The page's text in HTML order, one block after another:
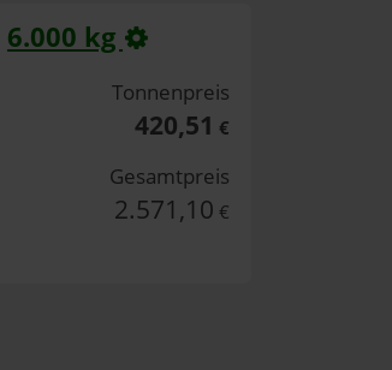
6.000 kg
Tonnenpreis
420,51 €
Gesamtpreis
2.571,10 €